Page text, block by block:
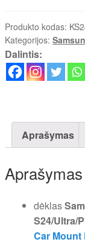
Produkto kodas:
Kategorijos:
Dalintis:
Aprašymas
Aprašymas
dėklas
S24/Ultra/
Car Mount